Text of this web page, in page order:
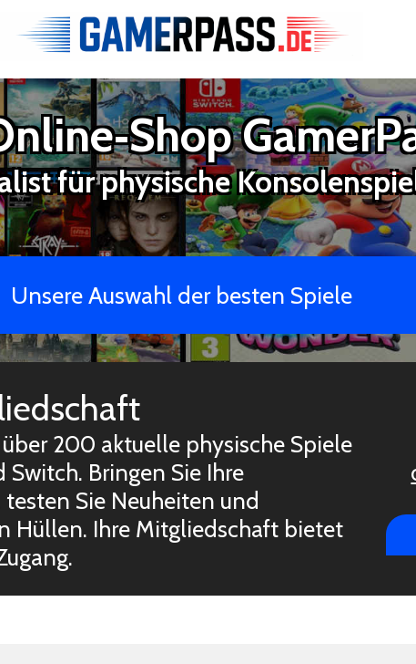
für physische
Unsere Auswahl der besten Spiele
200 aktuelle physische Spiele
Bringen Sie Ihre
Sie Neuheiten und
Hüllen. Ihre Mitgliedschaft bietet